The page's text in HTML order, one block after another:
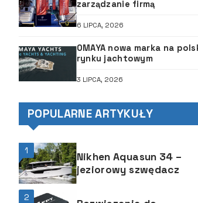
zarządzanie firmą
6 LIPCA, 2026
OMAYA nowa marka na
rynku jachtowym
3 LIPCA, 2026
POPULARNE ARTYKUŁY
1
Nikhen Aquasun 34 –
jeziorowy szwędacz
2